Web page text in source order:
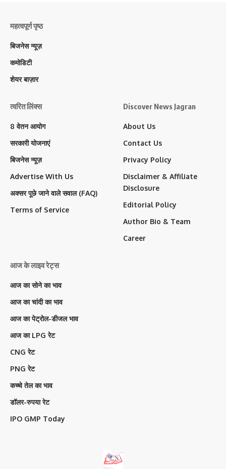
महत्वपूर्ण पृष्ठ
बिजनेस न्यूज़
कमोडिटी
शेयर बाज़ार
त्वरित लिंक्स
8 वेतन आयोग
सरकारी योजनाएं
बिजनेस न्यूज़
Advertise With Us
अक्सर पूछे जाने वाले सवाल (FAQ)
Terms of Service
Discover News Jagran
About Us
Contact Us
Privacy Policy
Disclaimer & Affiliate
Disclosure
Editorial Policy
Author Bio & Team
Career
आज के लाइव रेट्स
आज का सोने का भाव
आज का चांदी का भाव
आज का पेट्रोल-डीजल भाव
आज का LPG रेट
CNG रेट
PNG रेट
कच्चे तेल का भाव
डॉलर-रुपया रेट
IPO GMP Today